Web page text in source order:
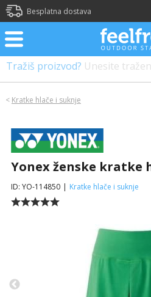
Besplatna dostava
Tražiš proizvod? Unesite
< Kratke hlače i suknje
Yonex ženske kratke
ID: YO-114850 | Kratke hlače i suknje
?>